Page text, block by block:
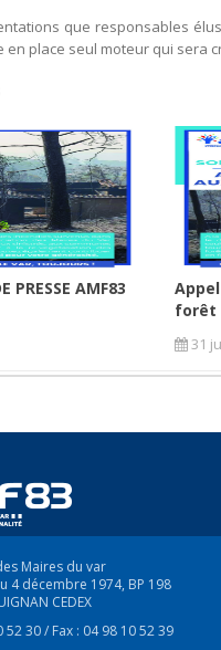
que responsables
en place seul moteur qui sera
PRESSE AMF83
forêt
31
Maires du var
4 décembre 1974, BP 198
CEDEX
52 30 / Fax : 04 98 10 52 39